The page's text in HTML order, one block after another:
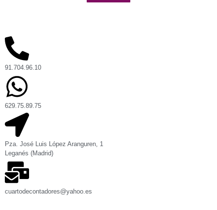
91.704.96.10
629.75.89.75
Pza. José Luis López Aranguren, 1
Leganés (Madrid)
cuartodecontadores@yahoo.es